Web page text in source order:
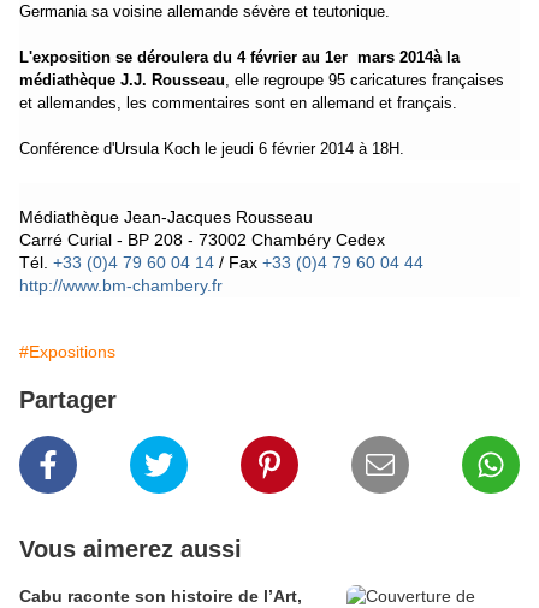
Germania sa voisine allemande sévère et teutonique.
L'exposition se déroulera du 4 février au 1er mars 2014à la
médiathèque J.J. Rousseau, elle regroupe 95 caricatures françaises
et allemandes, les commentaires sont en allemand et français.
Conférence d'Ursula Koch le jeudi 6 février 2014 à 18H.
Médiathèque Jean-Jacques Rousseau
Carré Curial - BP 208 - 73002 Chambéry Cedex
Tél. +33 (0)4 79 60 04 14 / Fax +33 (0)4 79 60 04 44
http://www.bm-chambery.fr
#Expositions
Partager
Vous aimerez aussi
Cabu raconte son histoire de l’Art,